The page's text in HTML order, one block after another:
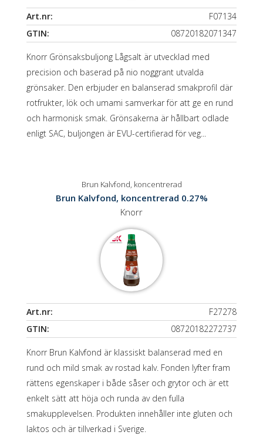
Art.nr:
F07134
GTIN:
08720182071347
Knorr Grönsaksbuljong Lågsalt är utvecklad med
precision och baserad på nio noggrant utvalda
grönsaker. Den erbjuder en balanserad smakprofil där
rotfrukter, lök och umami samverkar för att ge en rund
och harmonisk smak. Grönsakerna är hållbart odlade
enligt SAC, buljongen är EVU-certifierad för veg...
Brun Kalvfond, koncentrerad
Brun Kalvfond, koncentrerad 0.27%
Knorr
Art.nr:
F27278
GTIN:
08720182272737
Knorr Brun Kalvfond är klassiskt balanserad med en
rund och mild smak av rostad kalv. Fonden lyfter fram
rättens egenskaper i både såser och grytor och är ett
enkelt sätt att höja och runda av den fulla
smakupplevelsen. Produkten innehåller inte gluten och
laktos och är tillverkad i Sverige.